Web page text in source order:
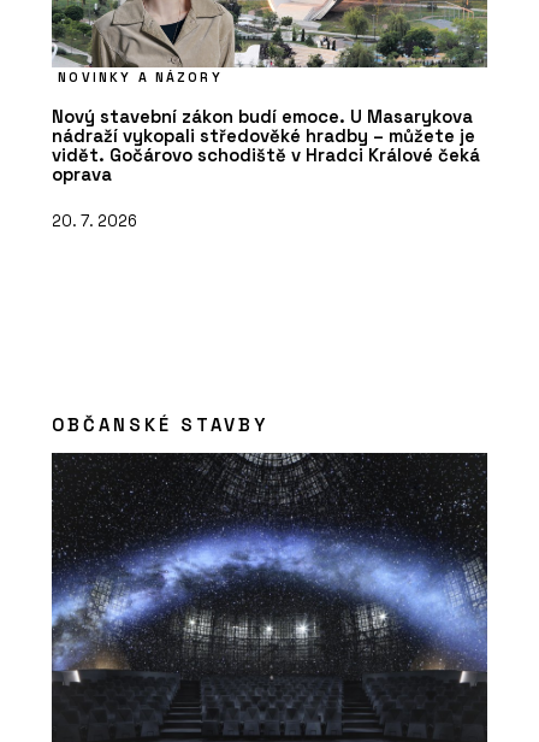
NOVINKY A NÁZORY
Nový stavební zákon budí emoce. U Masarykova
nádraží vykopali středověké hradby – můžete je
vidět. Gočárovo schodiště v Hradci Králové čeká
oprava
20. 7. 2026
OBČANSKÉ STAVBY